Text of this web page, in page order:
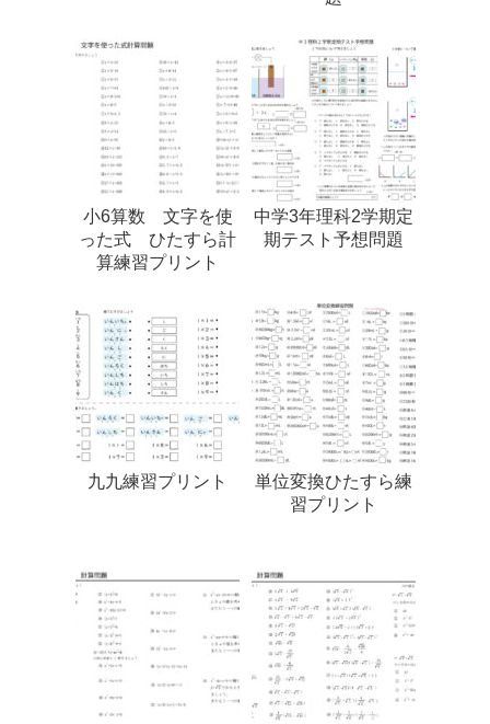
小6算数 文字を使
った式 ひたすら計
算練習プリント
中学3年理科2学期定
期テスト予想問題
九九練習プリント
単位変換ひたすら練
習プリント